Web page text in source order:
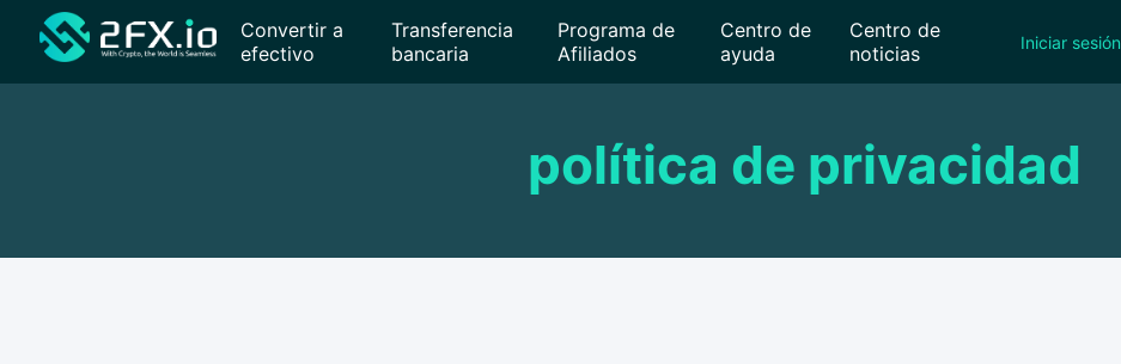
Convertir a
efectivo
Transferencia
bancaria
Programa de
Afiliados
Centro de
ayuda
Centro de
noticias
Iniciar sesión
política de privacidad